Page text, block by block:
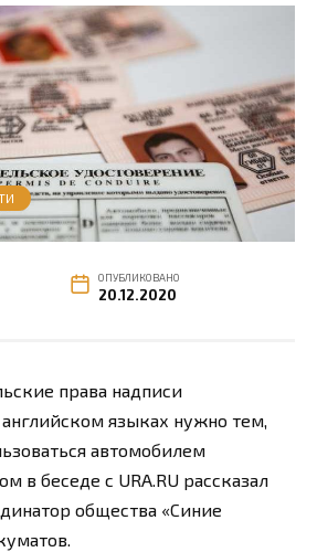
ОПУБЛИКОВАНО
20.12.2020
права надписи
языках нужно тем,
автомобилем
в беседе с URA.RU рассказал
общества «Синие